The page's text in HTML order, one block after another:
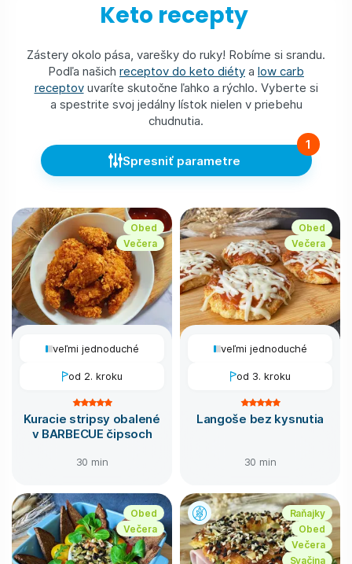
Keto recepty
Zástery okolo pása, varešky do ruky! Robíme si srandu.
Podľa našich receptov do keto diéty a low carb
receptovuvaríte skutočne ľahko a rýchlo. Vyberte si
a spestrite svoj jedálny lístok nielen v priebehu
chudnutia.
Spresniť parametre
1
Obed
Večera
veľmi jednoduché
od 2. kroku
Kuracie stripsy obalené
v BARBECUE čipsoch
30 min
Obed
Večera
veľmi jednoduché
od 3. kroku
Langoše bez kysnutia
30 min
Obed
Večera
Raňajky
Obed
Večera
Svačina